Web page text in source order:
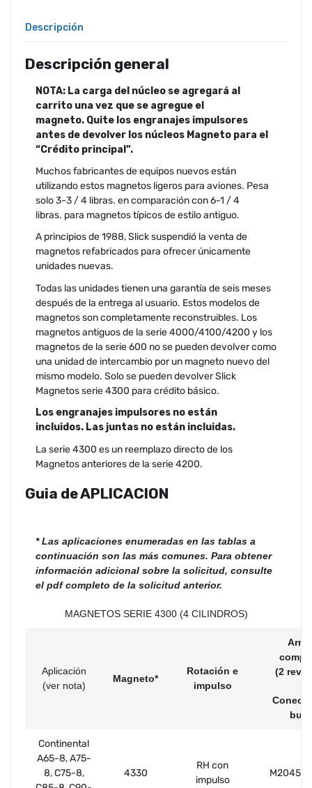
Descripción
Descripción general
NOTA: La carga del núcleo se agregará al
carrito una vez que se agregue el
magneto. Quite los engranajes impulsores
antes de devolver los núcleos Magneto para el
“Crédito principal”.
Muchos fabricantes de equipos nuevos están
utilizando estos magnetos ligeros para aviones. Pesa
solo 3-3 / 4 libras. en comparación con 6-1 / 4
libras. para magnetos típicos de estilo antiguo.
A principios de 1988, Slick suspendió la venta de
magnetos refabricados para ofrecer únicamente
unidades nuevas.
Todas las unidades tienen una garantía de seis meses
después de la entrega al usuario. Estos modelos de
magnetos son completamente reconstruibles. Los
magnetos antiguos de la serie 4000/4100/4200 y los
magnetos de la serie 600 no se pueden devolver como
una unidad de intercambio por un magneto nuevo del
mismo modelo. Solo se pueden devolver Slick
Magnetos serie 4300 para crédito básico.
Los engranajes impulsores no están
incluidos. Las juntas no están incluidas.
La serie 4300 es un reemplazo directo de los
Magnetos anteriores de la serie 4200.
Guia de APLICACION
* Las aplicaciones enumeradas en las tablas a
continuación son las más comunes. Para obtener
información adicional sobre la solicitud, consulte
el pdf completo de la solicitud anterior.
MAGNETOS SERIE 4300 (4 CILINDROS)
Aplicación
(ver nota)
Magneto*
Rotación e
impulso
(2
Continental
A65-8, A75-
8, C75-8,
4330
RH con
impulso
M2045